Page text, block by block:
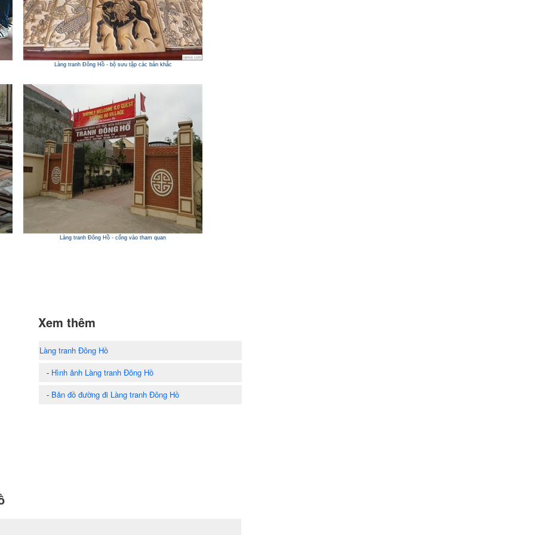
Làng tranh Đông Hồ - bộ sưu tập các bản khắc
Làng tranh Đông Hồ - cổng vào tham quan
Xem thêm
Làng tranh Đông Hồ
- Hình ảnh Làng tranh Đông Hồ
- Bản đồ đường đi Làng tranh Đông Hồ